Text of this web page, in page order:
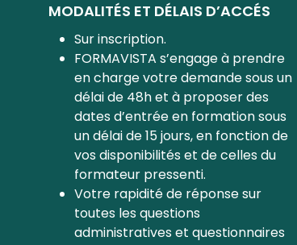
MODALITÉS ET DÉLAIS D’ACCÉS
Sur inscription.
FORMAVISTA s’engage à prendre
en charge votre demande sous un
délai de 48h et à proposer des
dates d’entrée en formation sous
un délai de 15 jours, en fonction de
vos disponibilités et de celles du
formateur pressenti.
Votre rapidité de réponse sur
toutes les questions
administratives et questionnaires